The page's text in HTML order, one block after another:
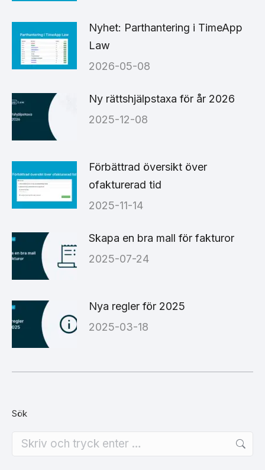
Nyhet: Parthantering i TimeApp
Law
2026-05-08
Ny rättshjälpstaxa för år 2026
2025-12-08
Förbättrad översikt över
ofakturerad tid
2025-11-14
Skapa en bra mall för fakturor
2025-07-24
Nya regler för 2025
2025-03-18
Sök